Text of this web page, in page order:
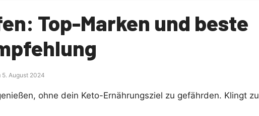
Top-Marken und beste
August 2024
ohne dein Keto-Ernährungsziel zu gefährden. Klingt zu